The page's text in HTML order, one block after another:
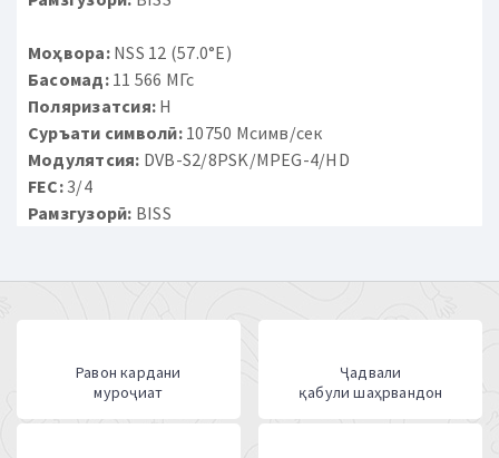
Моҳвора:NSS 12 (57.0°E)
Басомад:11 566 МГс
Поляризатсия: H
Суръати символӣ:10750 Мсимв/сек
Модулятсия: DVB-S2/8PSK/MPEG-4/HD
FEC:3/4
Рамзгузорӣ: BISS
Равон кардани
муроҷиат
Ҷадвали
қабули шаҳрвандон